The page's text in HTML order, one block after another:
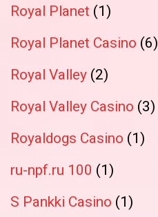
Royal Planet (1)
Royal Planet Casino (6)
Royal Valley (2)
Royal Valley Casino (3)
Royaldogs Casino (1)
ru-npf.ru 100 (1)
S Pankki Casino (1)